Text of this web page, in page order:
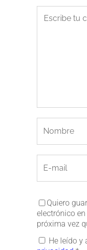
Quiero
electrónico
próxima vez
He leído y